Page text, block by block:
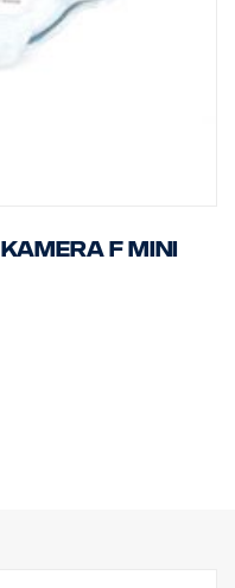
F MINI